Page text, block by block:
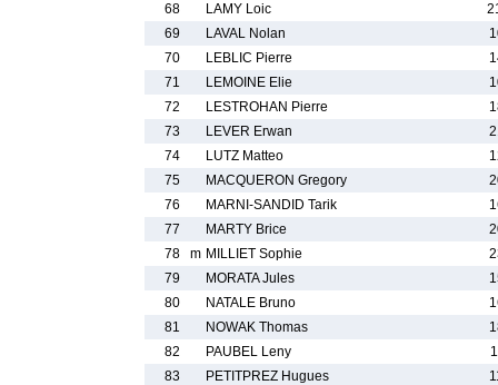
68
LAMY Loic
69
LAVAL Nolan
70
LEBLIC Pierre
71
LEMOINE Elie
72
LESTROHAN Pierre
73
LEVER Erwan
74
LUTZ Matteo
75
MACQUERON Gregory
76
MARNI-SANDID Tarik
77
MARTY Brice
78
m MILLIET Sophie
79
MORATA Jules
80
NATALE Bruno
81
NOWAK Thomas
82
PAUBEL Leny
83
PETITPREZ Hugues